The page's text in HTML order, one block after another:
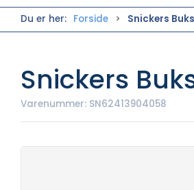
Du er her: Forside Snickers
Snickers
Varenummer: SN62413904058